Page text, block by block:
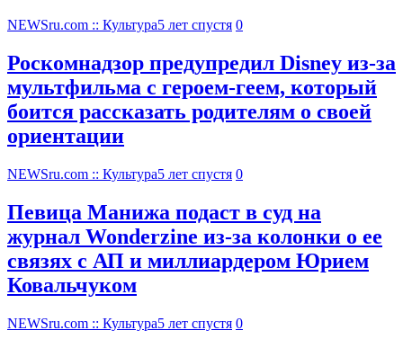
NEWSru.com :: Культура5 лет спустя 0
Роскомнадзор предупредил Disney из-за
мультфильма c героем-геем, который
боится рассказать родителям о своей
ориентации
NEWSru.com :: Культура5 лет спустя 0
Певица Манижа подаст в суд на
журнал Wonderzine из-за колонки о ее
связях с АП и миллиардером Юрием
Ковальчуком
NEWSru.com :: Культура5 лет спустя 0